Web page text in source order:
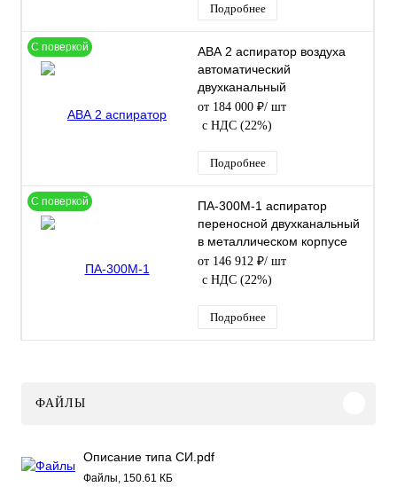
Подробнее
С поверкой
АВА 2 аспиратор воздуха
автоматический
двухканальный
от 184 000 ₽/ шт
с НДС (22%)
Подробнее
С поверкой
ПА-300М-1 аспиратор
переносной двухканальный
в металлическом корпусе
от 146 912 ₽/ шт
с НДС (22%)
Подробнее
ФАЙЛЫ
Описание типа СИ.pdf
Файлы, 150.61 КБ